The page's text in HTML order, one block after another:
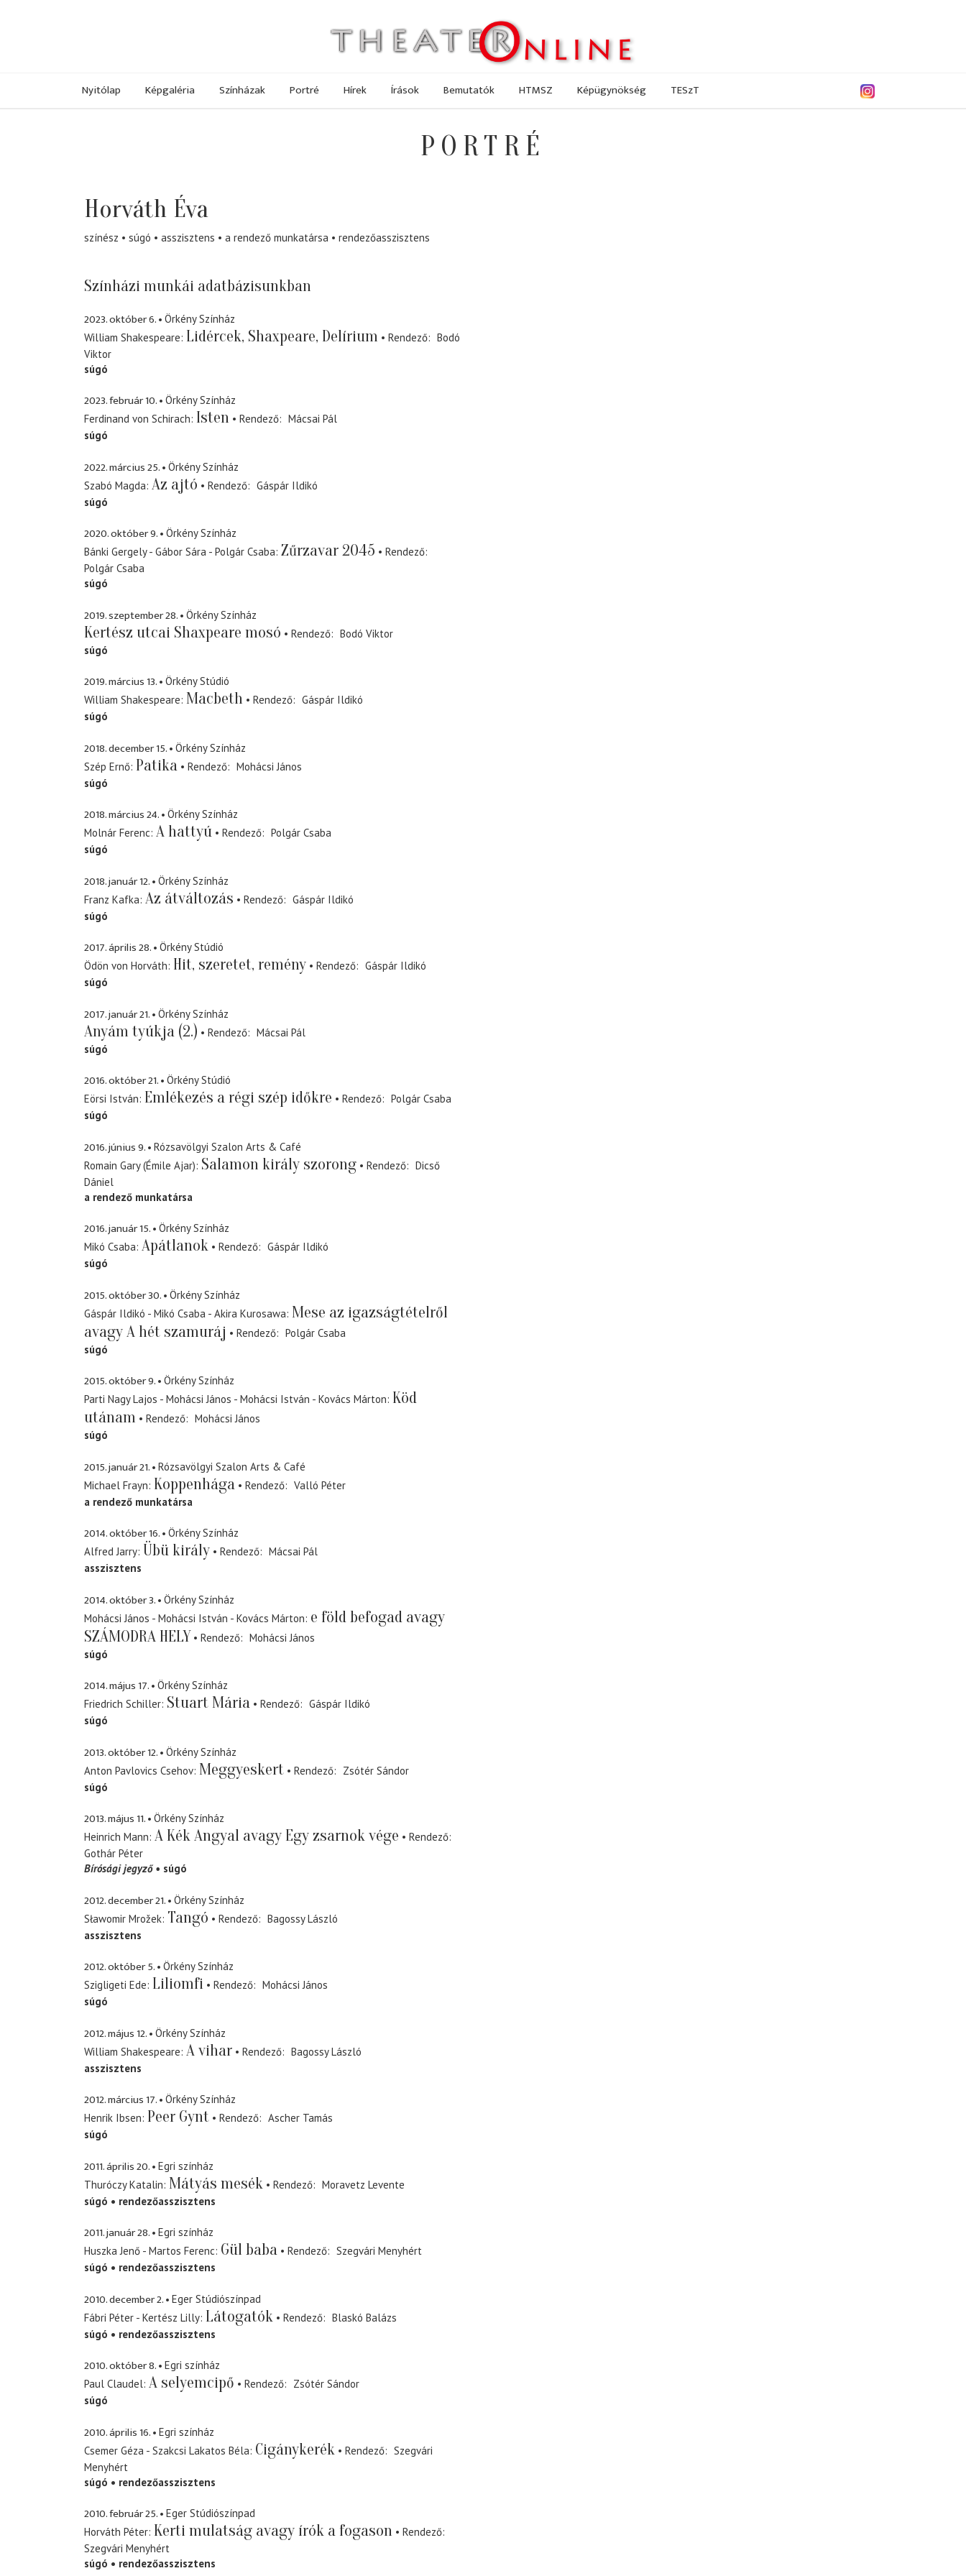
Nyitólap Képgaléria Színházak Portré Hírek Írások Bemutatók HTMSZ Képügynökség TESzT
PORTRÉ
Horváth Éva
színész súgó asszisztens a rendező munkatársa rendezőasszisztens
Színházi munkái adatbázisunkban
2023. október 6.
Örkény Színház
William Shakespeare Lidércek, Shaxpeare, Delírium Rendező
Bodó
Viktor
súgó
2023. február 10.
Örkény Színház
Ferdinand von Schirach Isten Rendező
Mácsai Pál
súgó
2022. március 25.
Örkény Színház
Szabó Magda Az ajtó Rendező
Gáspár Ildikó
súgó
2020. október 9.
Örkény Színház
Bánki Gergely - Gábor Sára - Polgár Csaba Zűrzavar 2045
Rendező
Polgár Csaba
súgó
2019. szeptember 28. Örkény Színház
Kertész utcai Shaxpeare mosó Rendező
Bodó Viktor
súgó
2019. március 13.
Örkény Stúdió
William Shakespeare Macbeth Rendező
Gáspár Ildikó
súgó
2018. december 15.
Örkény Színház
Szép Ernő Patika Rendező
Mohácsi János
súgó
2018. március 24.
Örkény Színház
Molnár Ferenc A hattyú Rendező
Polgár Csaba
súgó
2018. január 12.
Örkény Színház
Franz Kafka Az átváltozás Rendező
Gáspár Ildikó
súgó
2017. április 28.
Örkény Stúdió
Ödön von Horváth Hit, szeretet, remény Rendező
Gáspár Ildikó
súgó
2017. január 21. Örkény Színház
Anyám tyúkja (2.) Rendező
Mácsai Pál
súgó
2016. október 21.
Örkény Stúdió
Eörsi István Emlékezés a régi szép időkre Rendező
Polgár Csaba
súgó
2016. június 9.
Rózsavölgyi Szalon Arts & Café
Romain Gary (Émile Ajar) Salamon király szorong Rendező
Dicső
Dániel
a rendező munkatársa
2016. január 15.
Örkény Színház
Mikó Csaba Apátlanok Rendező
Gáspár Ildikó
súgó
2015. október 30.
Örkény Színház
Gáspár Ildikó - Mikó Csaba - Akira Kurosawa Mese az igazságtételről
avagy A hét szamuráj
Rendező
Polgár Csaba
súgó
2015. október 9.
Örkény Színház
Parti Nagy Lajos - Mohácsi János - Mohácsi István - Kovács Márton Köd
utánam
Rendező
Mohácsi János
súgó
2015. január 21.
Rózsavölgyi Szalon Arts & Café
Michael Frayn Koppenhága Rendező
Valló Péter
a rendező munkatársa
2014. október 16.
Örkény Színház
Alfred Jarry Übü király Rendező
Mácsai Pál
asszisztens
2014. október 3.
Örkény Színház
Mohácsi János - Mohácsi István - Kovács Márton e föld befogad avagy
SZÁMODRA HELY
Rendező
Mohácsi János
súgó
2014. május 17.
Örkény Színház
Friedrich Schiller Stuart Mária Rendező
Gáspár Ildikó
súgó
2013. október 12.
Örkény Színház
Anton Pavlovics Csehov Meggyeskert Rendező
Zsótér Sándor
súgó
2013. május 11.
Örkény Színház
Heinrich Mann A Kék Angyal avagy Egy zsarnok vége
Rendező
Gothár Péter
Bírósági jegyző
súgó
2012. december 21.
Örkény Színház
Sławomir Mrožek Tangó Rendező
Bagossy László
asszisztens
2012. október 5.
Örkény Színház
Szigligeti Ede Liliomfi Rendező
Mohácsi János
súgó
2012. május 12.
Örkény Színház
William Shakespeare A vihar Rendező
Bagossy László
asszisztens
2012. március 17.
Örkény Színház
Henrik Ibsen Peer Gynt Rendező
Ascher Tamás
súgó
2011. április 20.
Egri színház
Thuróczy Katalin Mátyás mesék Rendező
Moravetz Levente
súgó
rendezőasszisztens
2011. január 28.
Egri színház
Huszka Jenő - Martos Ferenc Gül baba Rendező
Szegvári Menyhért
súgó
rendezőasszisztens
2010. december 2.
Eger Stúdiószínpad
Fábri Péter - Kertész Lilly Látogatók Rendező
Blaskó Balázs
súgó
rendezőasszisztens
2010. október 8.
Egri színház
Paul Claudel A selyemcipő Rendező
Zsótér Sándor
súgó
2010. április 16.
Egri színház
Csemer Géza - Szakcsi Lakatos Béla Cigánykerék Rendező
Szegvári
Menyhért
súgó
rendezőasszisztens
2010. február 25.
Eger Stúdiószínpad
Horváth Péter Kerti mulatság avagy írók a fogason
Rendező
Szegvári Menyhért
súgó
rendezőasszisztens